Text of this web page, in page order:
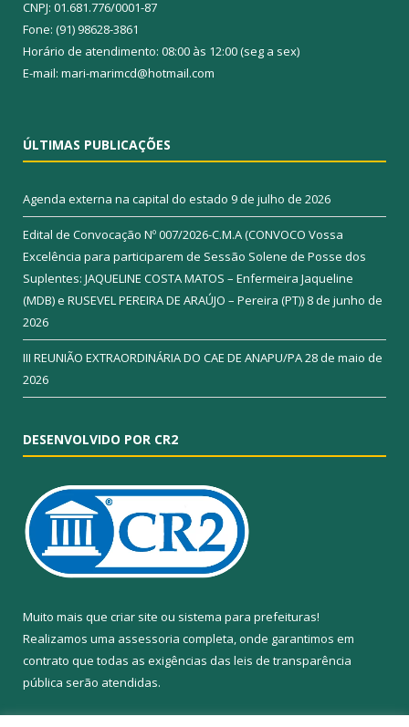
CNPJ: 01.681.776/0001-87
Fone: (91) 98628-3861
Horário de atendimento: 08:00 às 12:00 (seg a sex)
E-mail: mari-marimcd@hotmail.com
ÚLTIMAS PUBLICAÇÕES
Agenda externa na capital do estado 9 de julho de 2026
Edital de Convocação Nº 007/2026-C.M.A (CONVOCO Vossa
Excelência para participarem de Sessão Solene de Posse dos
Suplentes: JAQUELINE COSTA MATOS – Enfermeira Jaqueline
(MDB) e RUSEVEL PEREIRA DE ARAÚJO – Pereira (PT)) 8 de junho de
2026
III REUNIÃO EXTRAORDINÁRIA DO CAE DE ANAPU/PA28 de maio de
2026
DESENVOLVIDO POR CR2
Muito mais que criar site ou sistema para prefeituras!
Realizamos uma assessoria completa, onde garantimos em
contrato que todas as exigências das leis de transparência
pública serão atendidas.